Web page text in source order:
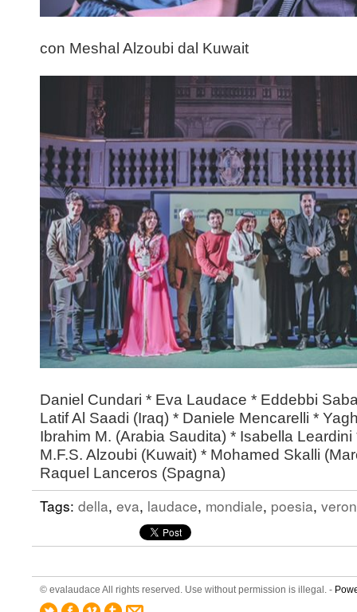
con Meshal Alzoubi dal Kuwait
Daniel Cundari * Eva Laudace * Eddebbi
Latif Al Saadi (Iraq) * Daniele Mencarelli *
Ibrahim M. (Arabia Saudita) * Isabella
M.F.S. Alzoubi (Kuwait) * Mohamed Skalli
Raquel Lanceros (Spagna)
Tags: della, eva, laudace, mondiale, poesia,
© evalaudace All rights reserved. Use without permission is illegal. -